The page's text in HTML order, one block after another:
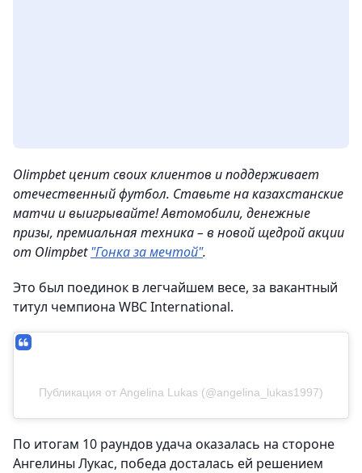
Olimpbet ценит своих клиентов и поддерживает
отечественный футбол. Ставьте на казахстанские
матчи и выигрывайте! Автомобили, денежные
призы, премиальная техника – в новой щедрой акции
от Olimpbet"Гонка за мечтой".
Это был поединок в легчайшем весе, за вакантный
титул чемпиона WBC International.
Публикация от Angelina Lukas (@angelina_lukas1997)
По итогам 10 раундов удача оказалась на стороне
Ангелины Лукас, победа досталась ей решением